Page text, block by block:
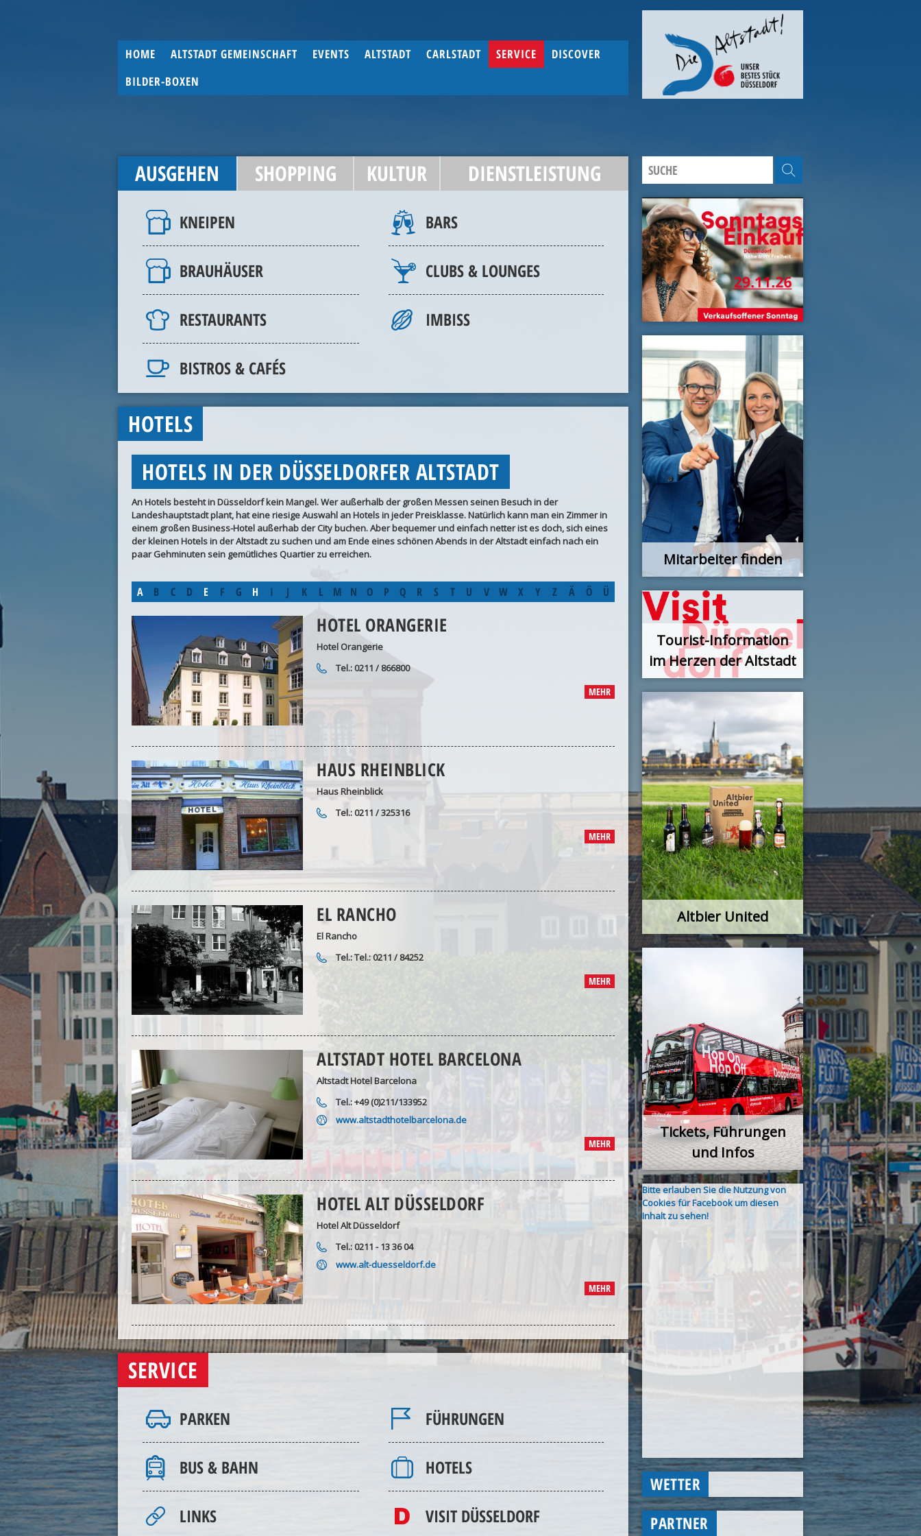
HOME ALTSTADT GEMEINSCHAFT EVENTS ALTSTADT CARLSTADT SERVICE
DISCOVER
BILDER-BOXEN
AUSGEHEN SHOPPING KULTUR DIENSTLEISTUNG
KNEIPEN
BRAUHÄUSER
RESTAURANTS
BISTROS & CAFÉS
BARS
CLUBS & LOUNGES
IMBISS
HOTELS
HOTELS IN DER DÜSSELDORFER ALTSTADT
An Hotels besteht in Düsseldorf kein Mangel. Wer außerhalb der großen Messen seinen Besuch in der
Landeshauptstadt plant, hat eine riesige Auswahl an Hotels in jeder Preisklasse. Natürlich kann man ein Zimmer in
einem großen Business-Hotel außerhab der City buchen. Aber bequemer und einfach netter ist es doch, sich eines
der kleinen Hotels in der Altstadt zu suchen und am Ende eines schönen Abends in der Altstadt einfach nach ein
paar Gehminuten sein gemütliches Quartier zu erreichen.
A B C D E F G H I J K L M N O P Q R S T U V W X Y Z Ä Ö Ü
HOTEL ORANGERIE
Hotel Orangerie
Tel.: 0211 / 866800
MEHR
HAUS RHEINBLICK
Haus Rheinblick
Tel.: 0211 / 325316
MEHR
EL RANCHO
El Rancho
Tel.: Tel.: 0211 / 84252
MEHR
ALTSTADT HOTEL BARCELONA
Altstadt Hotel Barcelona
Tel.: +49 (0)211/133952
www.altstadthotelbarcelona.de
MEHR
HOTEL ALT DÜSSELDORF
Hotel Alt Düsseldorf
Tel.: 0211 - 13 36 04
www.alt-duesseldorf.de
MEHR
SERVICE
PARKEN
BUS & BAHN
LINKS
FÜHRUNGEN
HOTELS
VISIT DÜSSELDORF
Mitarbeiter finden
Tourist-Information
im Herzen der Altstadt
Altbier United
Tickets, Führungen
und Infos
Bitte erlauben Sie die Nutzung von
Cookies für Facebook um diesen
Inhalt zu sehen!
WETTER
PARTNER